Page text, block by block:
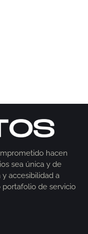
hacen
sea única y de
accesibilidad a
de servicio